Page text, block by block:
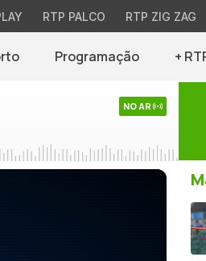
RTP PALCO RTP ZIG ZAG
Programação +
NO AR